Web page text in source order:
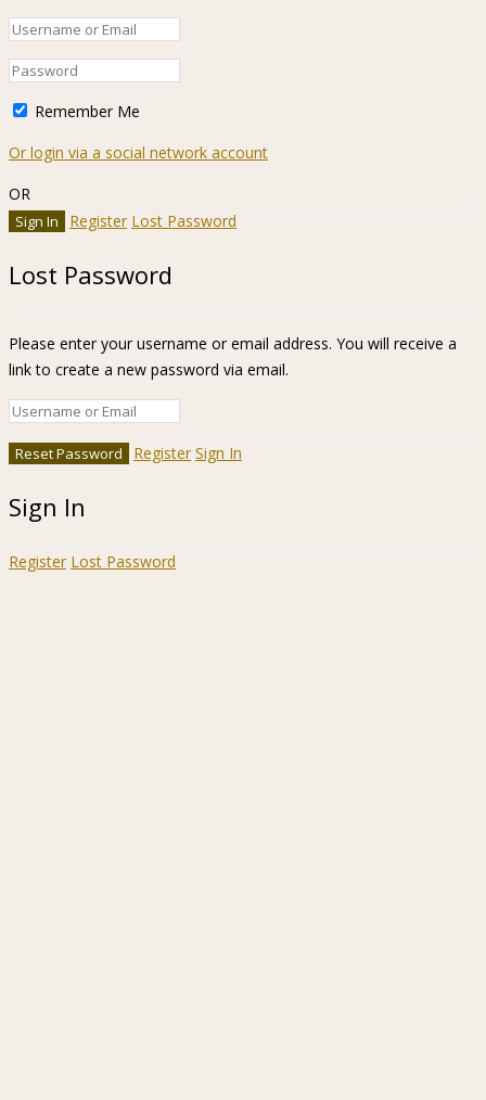
Remember Me
Or login via a social network account
OR
Register Lost Password
Lost Password
Please enter your username or email address. You will receive a
link to create a new password via email.
Register Sign In
Sign In
Register Lost Password